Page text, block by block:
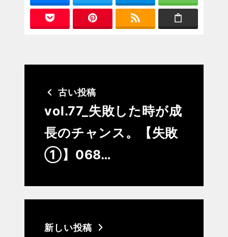
古い投稿
vol.77_失敗した時が成
長のチャンス。【失敗
①】068…
新しい投稿